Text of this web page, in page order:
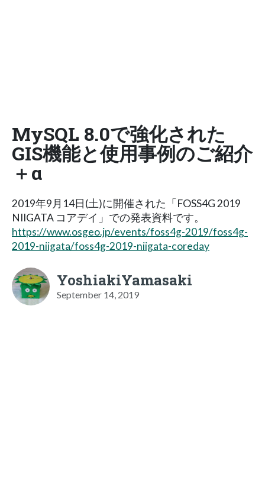
MySQL 8.0で強化された
GIS機能と使用事例のご紹介
＋α
2019年9月14日(土)に開催された「FOSS4G 2019
NIIGATA コアデイ」での発表資料です。
https://www.osgeo.jp/events/foss4g-2019/foss4g-
2019-niigata/foss4g-2019-niigata-coreday
YoshiakiYamasaki
September 14, 2019